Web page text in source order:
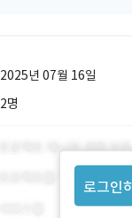
2025년 07월 16일
2명
로그인